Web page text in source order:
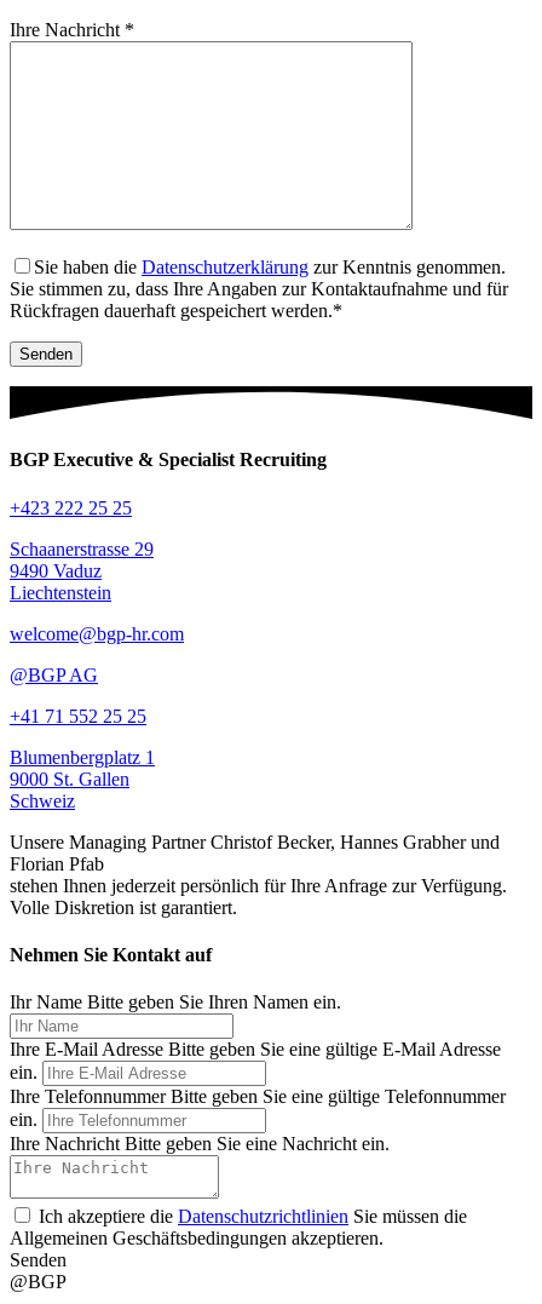
Ihre Nachricht *
Sie haben die Datenschutzerklärung zur Kenntnis genommen.
Sie stimmen zu, dass Ihre Angaben zur Kontaktaufnahme und für
Rückfragen dauerhaft gespeichert werden.*
BGP Executive & Specialist Recruiting
+423 222 25 25
Schaanerstrasse 29
9490 Vaduz
Liechtenstein
welcome@bgp-hr.com
@BGP AG
+41 71 552 25 25
Blumenbergplatz 1
9000 St. Gallen
Schweiz
Unsere Managing Partner Christof Becker, Hannes Grabher und
Florian Pfab
stehen Ihnen jederzeit persönlich für Ihre Anfrage zur Verfügung.
Volle Diskretion ist garantiert.
Nehmen Sie Kontakt auf
Ihr Name Bitte geben Sie Ihren Namen ein.
Ihre E-Mail Adresse Bitte geben Sie eine gültige E-Mail Adresse
ein.
Ihre Telefonnummer Bitte geben Sie eine gültige Telefonnummer
ein.
Ihre Nachricht Bitte geben Sie eine Nachricht ein.
Ich akzeptiere die Datenschutzrichtlinien Sie müssen die
Allgemeinen Geschäftsbedingungen akzeptieren.
Senden
@BGP